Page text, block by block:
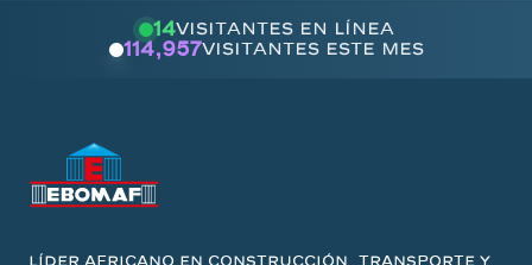
14visitantes en línea
114,957visitantes este mes
Líder africano en construcción, transporte y